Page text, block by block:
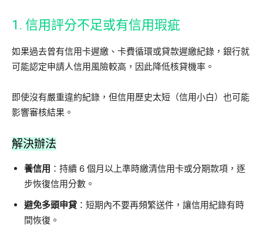
1. 信用評分不足或有信用瑕疵
如果過去曾有信用卡遲繳、卡費循環或貸款遲繳紀錄，銀行就
可能認定申請人信用風險較高，因此降低核貸機率。
即使沒有嚴重違約紀錄，但信用歷史太短（信用小白）也可能
影響審核結果。
解決辦法
養信用 ：持續 6 個月以上準時繳清信用卡或分期款項，逐
步恢復信用分數。
避免多頭申貸 ：短期內不要再頻繁送件，讓信用紀錄有時
間恢復。